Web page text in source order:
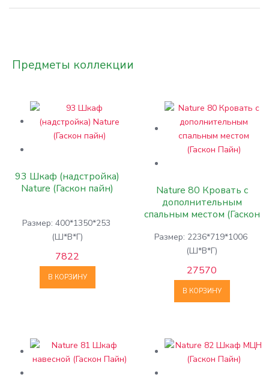
Предметы коллекции
93 Шкаф (надстройка)
Nature (Гаскон пайн)
Размер: 400*1350*253
(Ш*В*Г)
7822
В КОРЗИНУ
Nature 80 Кровать с
дополнительным
спальным местом (Гаскон
Размер: 2236*719*1006
(Ш*В*Г)
27570
В КОРЗИНУ